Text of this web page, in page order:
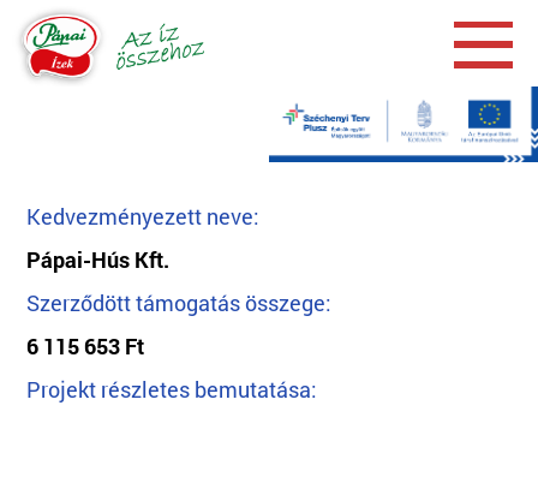
Kedvezményezett neve:
Pápai-Hús Kft.
Szerződött támogatás összege:
6 115 653 Ft
Projekt részletes bemutatása: